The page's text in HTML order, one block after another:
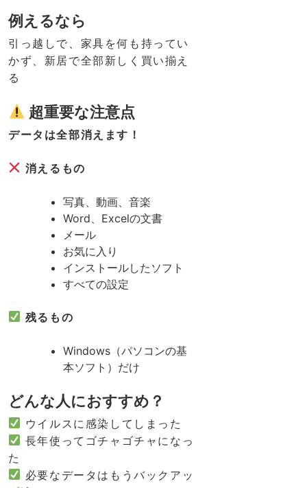
例えるなら
引っ越しで、家具を何も持ってい
かず、新居で全部新しく買い揃え
る
超重要な注意点
データは全部消えます！
消えるもの
写真、動画、音楽
Word、Excelの文書
メール
お気に入り
インストールしたソフト
すべての設定
残るもの
Windows（パソコンの基
本ソフト）だけ
どんな人におすすめ？
ウイルスに感染してしまった
長年使ってゴチャゴチャになっ
た
必要なデータはもうバックアッ